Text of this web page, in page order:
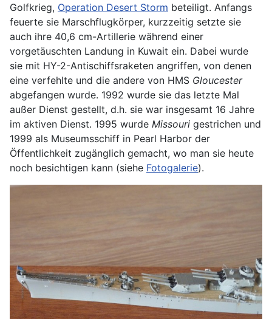
Golfkrieg, Operation Desert Storm beteiligt. Anfangs
feuerte sie Marschflugkörper, kurzzeitig setzte sie
auch ihre 40,6 cm-Artillerie während einer
vorgetäuschten Landung in Kuwait ein. Dabei wurde
sie mit HY-2-Antischiffsraketen angriffen, von denen
eine verfehlte und die andere von HMS Gloucester
abgefangen wurde. 1992 wurde sie das letzte Mal
außer Dienst gestellt, d.h. sie war insgesamt 16 Jahre
im aktiven Dienst. 1995 wurde Missouri gestrichen und
1999 als Museumsschiff in Pearl Harbor der
Öffentlichkeit zugänglich gemacht, wo man sie heute
noch besichtigen kann (siehe Fotogalerie).